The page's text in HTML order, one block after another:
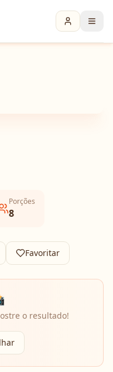
Porções
8
Favoritar
o resultado!